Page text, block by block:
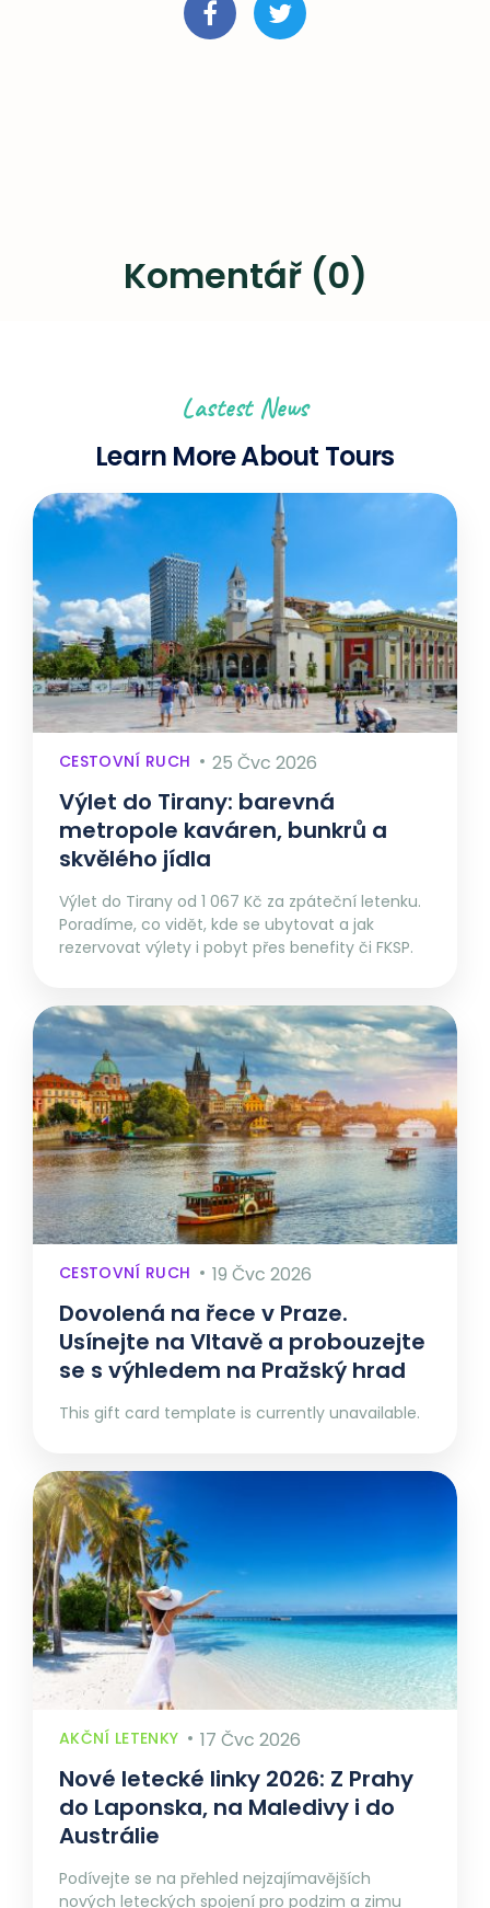
Komentář (0)
Lastest News
Learn More About Tours
CESTOVNÍ RUCH 25 Čvc 2026
Výlet do Tirany: barevná
metropole kaváren, bunkrů a
skvělého jídla
Výlet do Tirany od 1 067 Kč za zpáteční letenku.
Poradíme, co vidět, kde se ubytovat a jak
rezervovat výlety i pobyt přes benefity či FKSP.
CESTOVNÍ RUCH 19 Čvc 2026
Dovolená na řece v Praze.
Usínejte na Vltavě a probouzejte
se s výhledem na Pražský hrad
This gift card template is currently unavailable.
AKČNÍ LETENKY 17 Čvc 2026
Nové letecké linky 2026: Z Prahy
do Laponska, na Maledivy i do
Austrálie
Podívejte se na přehled nejzajímavějších
nových leteckých spojení pro podzim a zimu